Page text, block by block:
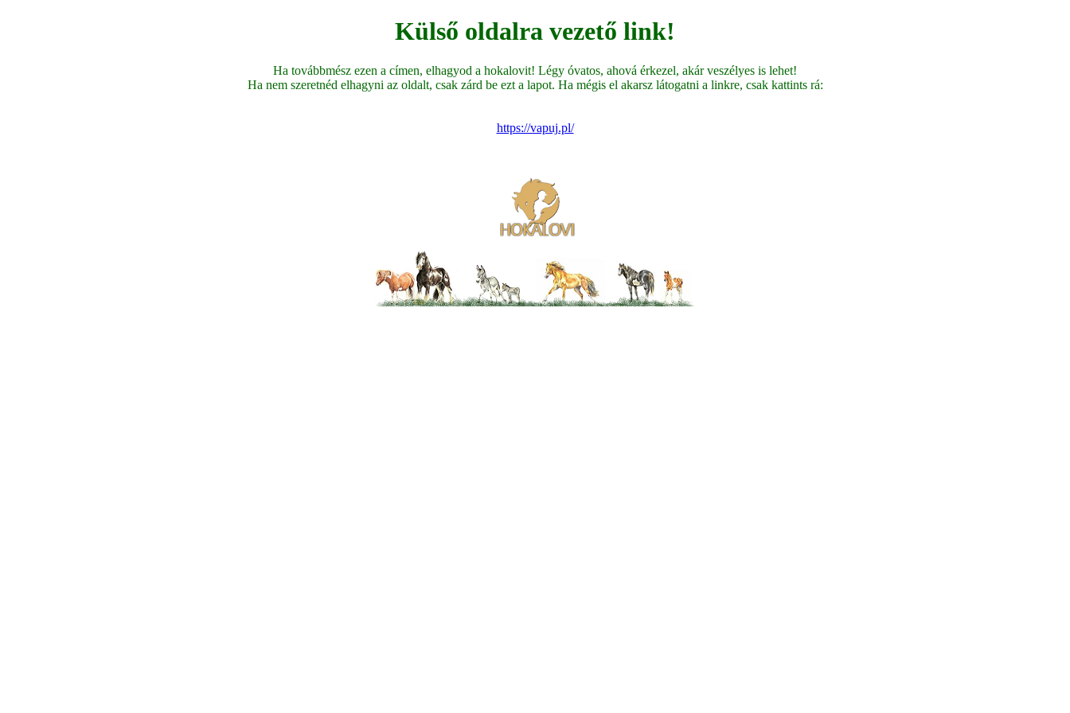
Külső oldalra vezető link!
Ha továbbmész ezen a címen, elhagyod a hokalovit! Légy óvatos, ahová érkezel, akár veszélyes is lehet!
Ha nem szeretnéd elhagyni az oldalt, csak zárd be ezt a lapot. Ha mégis el akarsz látogatni a linkre, csak kattints rá:
https://vapuj.pl/